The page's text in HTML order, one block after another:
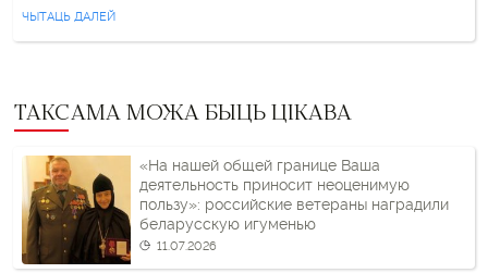
эксперыментаў. Яго цярністы і складаны шлях сведчыць аб
ісцінна хрысціянскім стаўленні да жыцця, ў […]
ЧЫТАЦЬ ДАЛЕЙ
ТАКСАМА МОЖА БЫЦЬ ЦІКАВА
«На нашей общей границе Ваша
деятельность приносит неоценимую
пользу»: российские ветераны наградили
беларусскую игуменью
11.07.2026